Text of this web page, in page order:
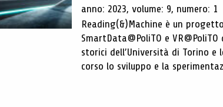
anno: 2023, volume: 9, numero: 1
Reading(&)Machine è un
SmartData@PoliTO e
storici dell’Università di Torino e
corso lo sviluppo e la